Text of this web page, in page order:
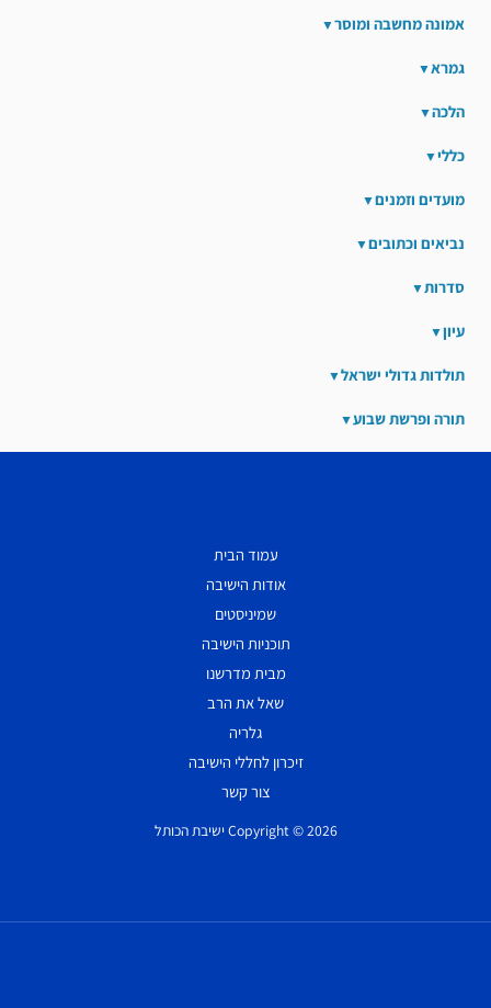
אמונה מחשבה ומוסר
גמרא
הלכה
כללי
מועדים וזמנים
נביאים וכתובים
סדרות
עיון
תולדות גדולי ישראל
תורה ופרשת שבוע
עמוד הבית
אודות הישיבה
שמיניסטים
תוכניות הישיבה
מבית מדרשנו
שאל את הרב
גלריה
זיכרון לחללי הישיבה
צור קשר
Copyright © 2026 ישיבת הכותל